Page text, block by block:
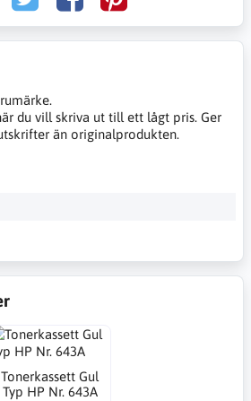
du vill skriva ut till ett lågt pris. Ger
än originalprodukten.
Tonerkassett Gul
Typ HP Nr. 643A